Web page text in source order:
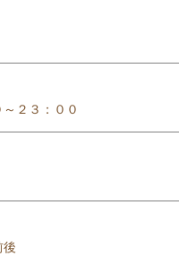
～２３：００
後